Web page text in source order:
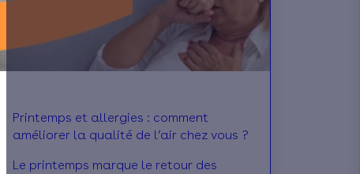
Printemps et allergies : comment
améliorer la qualité de l’air chez vous ?
Le printemps marque le retour des